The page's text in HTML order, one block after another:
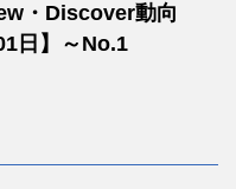
・Discover動向
日】～No.1